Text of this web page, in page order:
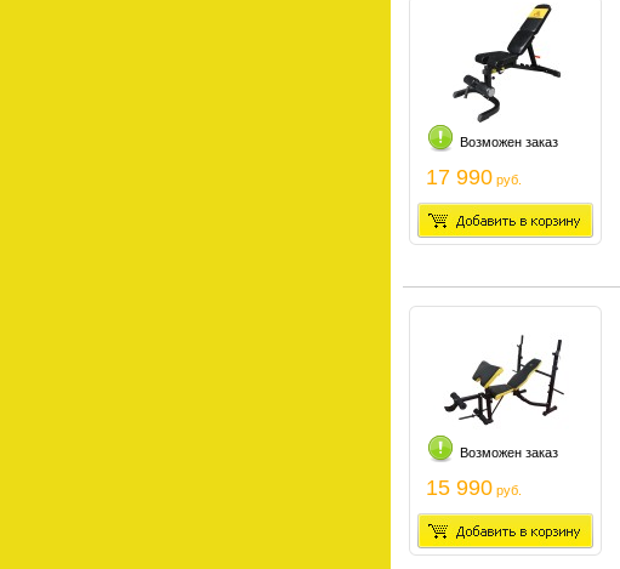
Возможен заказ
17 990 руб.
Возможен заказ
15 990 руб.